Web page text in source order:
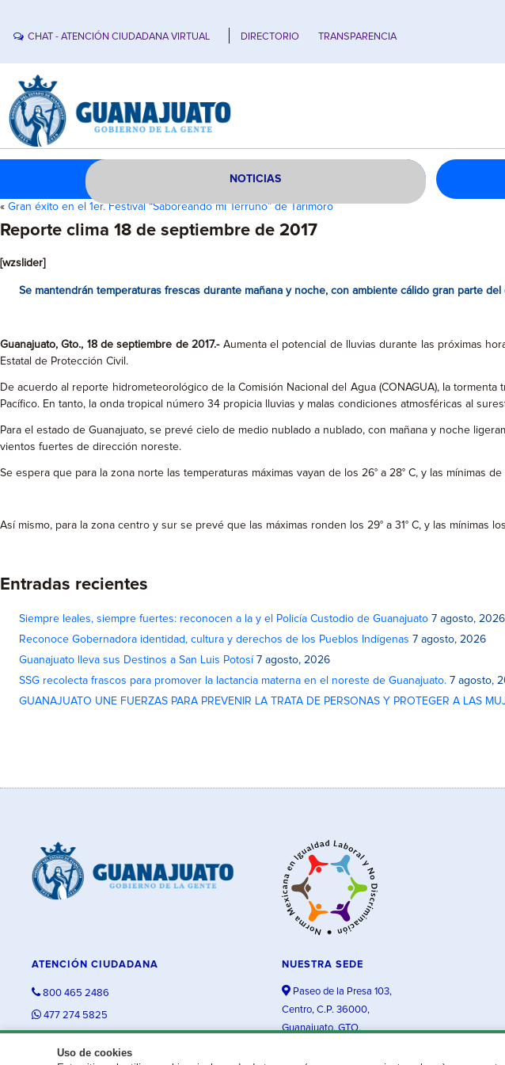
CHAT - ATENCIÓN CIUDADANA VIRTUAL DIRECTORIO TRANSPARENCIA
NOTICIAS
« Gran éxito en el 1er. Festival “Saboreando mi Terruño” de Tarimoro
Reporte clima 18 de septiembre de 2017
[wzslider]
Se mantendrán temperaturas frescas durante mañana y noche, con ambiente cálido gran parte del
Guanajuato, Gto., 18 de septiembre de 2017.- Aumenta el potencial de lluvias durante las próximas
Estatal de Protección Civil.
De acuerdo al reporte hidrometeorológico de la Comisión Nacional del Agua (CONAGUA), la
Pacífico. En tanto, la onda tropical número 34 propicia lluvias y malas condiciones atmosféricas al
Para el estado de Guanajuato, se prevé cielo de medio nublado a nublado, con mañana y noche
vientos fuertes de dirección noreste.
Se espera que para la zona norte las temperaturas máximas vayan de los 26° a 28° C, y las mínimas de
Así mismo, para la zona centro y sur se prevé que las máximas ronden los 29° a 31° C, y las mínimas los
Entradas recientes
Siempre leales, siempre fuertes: reconocen a la y el Policía Custodio de Guanajuato 7 agosto, 2026
Reconoce Gobernadora identidad, cultura y derechos de los Pueblos Indígenas 7 agosto, 2026
Guanajuato lleva sus Destinos a San Luis Potosí 7 agosto, 2026
SSG recolecta frascos para promover la lactancia materna en el noreste de Guanajuato. 7 agosto,
GUANAJUATO UNE FUERZAS PARA PREVENIR LA TRATA DE PERSONAS Y PROTEGER A LAS
Uso de cookies
ATENCIÓN CIUDADANA
800 465 2486
477 274 5825
NUESTRA SEDE
Paseo de la Presa 103,
Centro, C.P. 36000,
Guanajuato, GTO.